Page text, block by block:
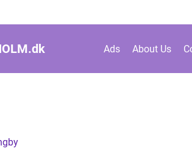
dk Ads About Us